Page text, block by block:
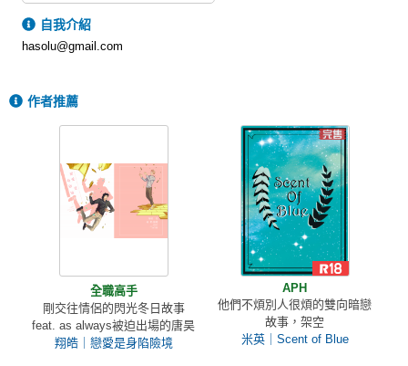
會員中心
註冊會員
自我介紹
hasolu@gmail.com
作者推薦
全職高手
剛交往情侶的閃光冬日故事
feat. as always被迫出場的唐昊
翔皓｜戀愛是身陷險境
APH
他們不煩別人很煩的雙向暗戀
故事，架空
米英｜Scent of Blue